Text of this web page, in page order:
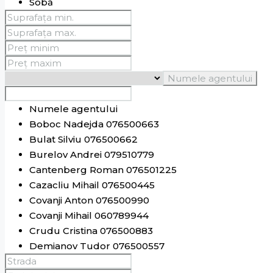
Numele agentului
Numele agentului
Boboc Nadejda 076500663
Bulat Silviu 076500662
Burelov Andrei 079510779
Cantenberg Roman 076501225
Cazacliu Mihail 076500445
Covanji Anton 076500990
Covanji Mihail 060789944
Crudu Cristina 076500883
Demianov Tudor 076500557
Donskoi Sviatoslav 076500660